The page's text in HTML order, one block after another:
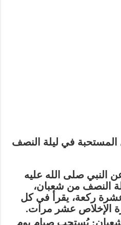
المستحبة في ليلة النصف
النبي صلى الله عليه
النصف من شعبان،
ركعة، يقرأ في كل
الإخلاص عشر مرات.
يُستحب صيام يوم